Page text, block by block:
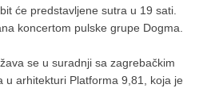
će predstavljene sutra u 19 sati.
koncertom pulske grupe Dogma.
se u suradnji sa zagrebačkim
u arhitekturi Platforma 9,81, koja je